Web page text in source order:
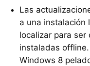
Las
a una instalación
localizar para
instaladas
Windows 8